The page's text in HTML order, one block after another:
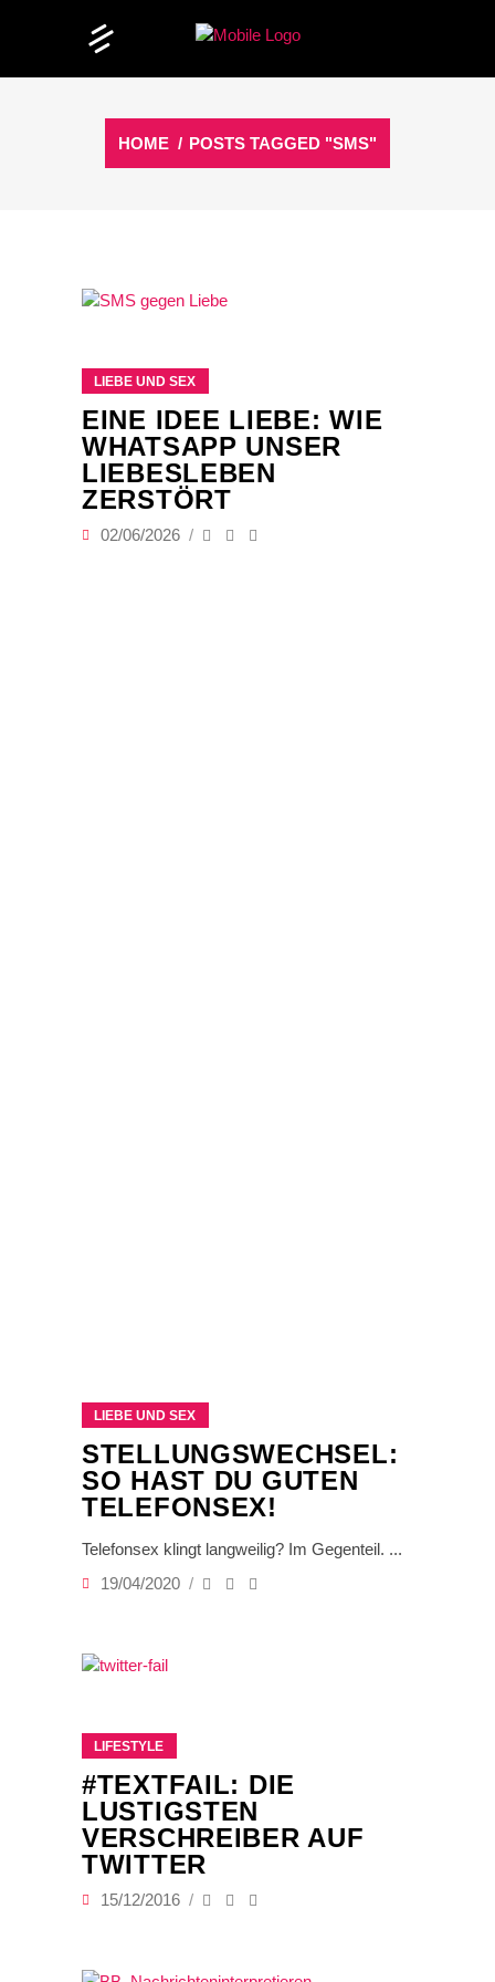
HOME / POSTS TAGGED "SMS"
LIEBE UND SEX
EINE IDEE LIEBE: WIE
WHATSAPP UNSER
LIEBESLEBEN
ZERSTÖRT
02/06/2026
LIEBE UND SEX
STELLUNGSWECHSEL:
SO HAST DU GUTEN
TELEFONSEX!
Telefonsex klingt langweilig? Im Gegenteil.
19/04/2020
LIFESTYLE
#TEXTFAIL: DIE
LUSTIGSTEN
VERSCHREIBER AUF
TWITTER
15/12/2016